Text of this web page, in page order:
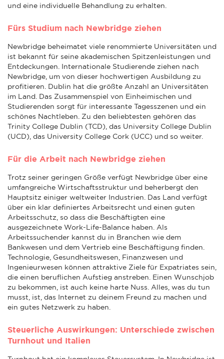
und eine individuelle Behandlung zu erhalten.
Fürs Studium nach Newbridge ziehen
Newbridge beheimatet viele renommierte Universitäten und
ist bekannt für seine akademischen Spitzenleistungen und
Entdeckungen. Internationale Studierende ziehen nach
Newbridge, um von dieser hochwertigen Ausbildung zu
profitieren. Dublin hat die größte Anzahl an Universitäten
im Land. Das Zusammenspiel von Einheimischen und
Studierenden sorgt für interessante Tagesszenen und ein
schönes Nachtleben. Zu den beliebtesten gehören das
Trinity College Dublin (TCD), das University College Dublin
(UCD), das University College Cork (UCC) und so weiter.
Für die Arbeit nach Newbridge ziehen
Trotz seiner geringen Größe verfügt Newbridge über eine
umfangreiche Wirtschaftsstruktur und beherbergt den
Hauptsitz einiger weltweiter Industrien. Das Land verfügt
über ein klar definiertes Arbeitsrecht und einen guten
Arbeitsschutz, so dass die Beschäftigten eine
ausgezeichnete Work-Life-Balance haben. Als
Arbeitssuchender kannst du in Branchen wie dem
Bankwesen und dem Vertrieb eine Beschäftigung finden.
Technologie, Gesundheitswesen, Finanzwesen und
Ingenieurwesen können attraktive Ziele für Expatriates sein,
die einen beruflichen Aufstieg anstreben. Einen Wunschjob
zu bekommen, ist auch keine harte Nuss. Alles, was du tun
musst, ist, das Internet zu deinem Freund zu machen und
ein gutes Netzwerk zu haben.
Steuerliche Auswirkungen: Unterschiede zwischen
Turnhout und Italien